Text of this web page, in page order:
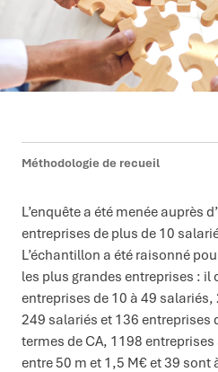
Méthodologie de recueil
L’enquête a été menée auprès
entreprises de plus de 10
L’échantillon a été raisonné
les plus grandes entreprises :
entreprises de 10 à 49
249 salariés et 136 entreprises
termes de CA, 1198
entre 50 m et 1,5 M€ et 39 sont